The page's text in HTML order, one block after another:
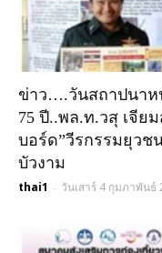
ข่าว….วันสถาปนา
75 ปี..พล.ท.วสุ เจีย
บอร์ด”วีรกรรมยุว
บัวงาม
thai1 - วันเสาร์ 4 กุมภาพันธ์